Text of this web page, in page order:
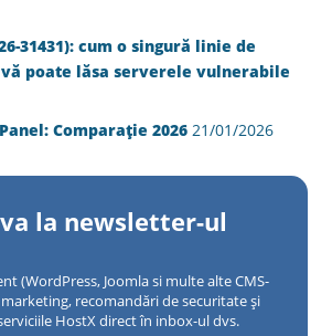
31431): cum o singură linie de
poate lăsa serverele vulnerabile
Comparație 2026 21/01/2026
la newsletter-ul
(WordPress, Joomla si multe alte CMS-
recomandări de securitate și
HostX direct în inbox-ul dvs.